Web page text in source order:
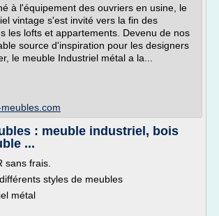
à l'équipement des ouvriers en usine, le
vintage s'est invité vers la fin des
les lofts et appartements. Devenu de nos
source d'inspiration pour les designers
le meuble Industriel métal a la...
: meuble industriel, bois
...
sans frais.
styles de meubles
métal